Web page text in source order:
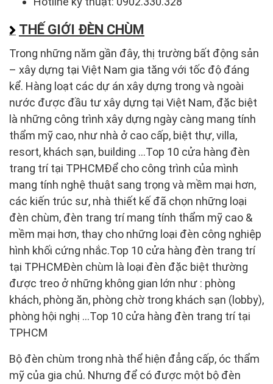
THẾ GIỚI ĐÈN CHÙM
Trong những năm gần đây, thị trường bất động sản
– xây dựng tại Việt Nam gia tăng với tốc độ đáng
kể. Hàng loạt các dự án xây dựng trong và ngoài
nước được đầu tư xây dựng tại Việt Nam, đặc biệt
là những công trình xây dựng ngày càng mang tính
thẩm mỹ cao, như nhà ở cao cấp, biệt thự, villa,
resort, khách sạn, building …Top 10 cửa hàng đèn
trang trí tại TPHCMĐể cho công trình của mình
mang tính nghệ thuật sang trọng và mềm mại hơn,
các kiến trúc sư, nhà thiết kế đã chọn những loại
đèn chùm, đèn trang trí mang tính thẩm mỹ cao &
mềm mại hơn, thay cho những loại đèn công nghiệp
hình khối cứng nhắc.Top 10 cửa hàng đèn trang trí
tại TPHCMĐèn chùm là loại đèn đặc biệt thường
được treo ở những không gian lớn như : phòng
khách, phòng ăn, phòng chờ trong khách sạn (lobby),
phòng hội nghị …Top 10 cửa hàng đèn trang trí tại
TPHCM
Bộ đèn chùm trong nhà thể hiện đẳng cấp, óc thẩm
mỹ của gia chủ. Nhưng để có được một bộ đèn